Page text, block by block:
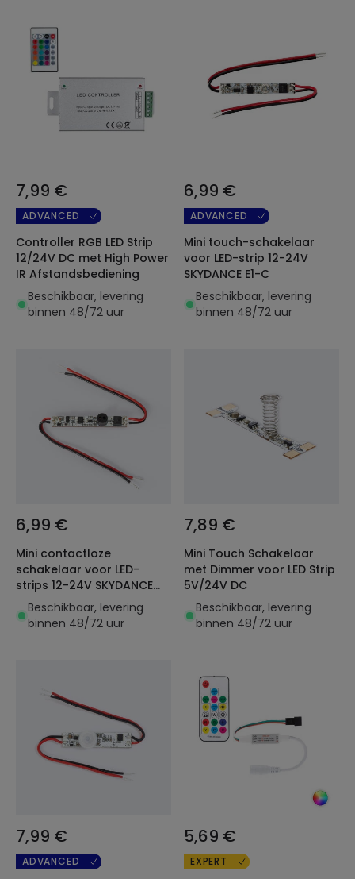
7,99 €
ADVANCED
Controller RGB LED Strip
12/24V DC met High Power
IR Afstandsbediening
Beschikbaar, levering
binnen 48/72 uur
6,99 €
ADVANCED
Mini touch-schakelaar
voor LED-strip 12-24V
SKYDANCE E1-C
Beschikbaar, levering
binnen 48/72 uur
6,99 €
Mini contactloze
schakelaar voor LED-
strips 12-24V SKYDANCE
E1-B
Beschikbaar, levering
binnen 48/72 uur
7,89 €
Mini Touch Schakelaar
met Dimmer voor LED Strip
5V/24V DC
Beschikbaar, levering
binnen 48/72 uur
7,99 €
ADVANCED
5,69 €
EXPERT